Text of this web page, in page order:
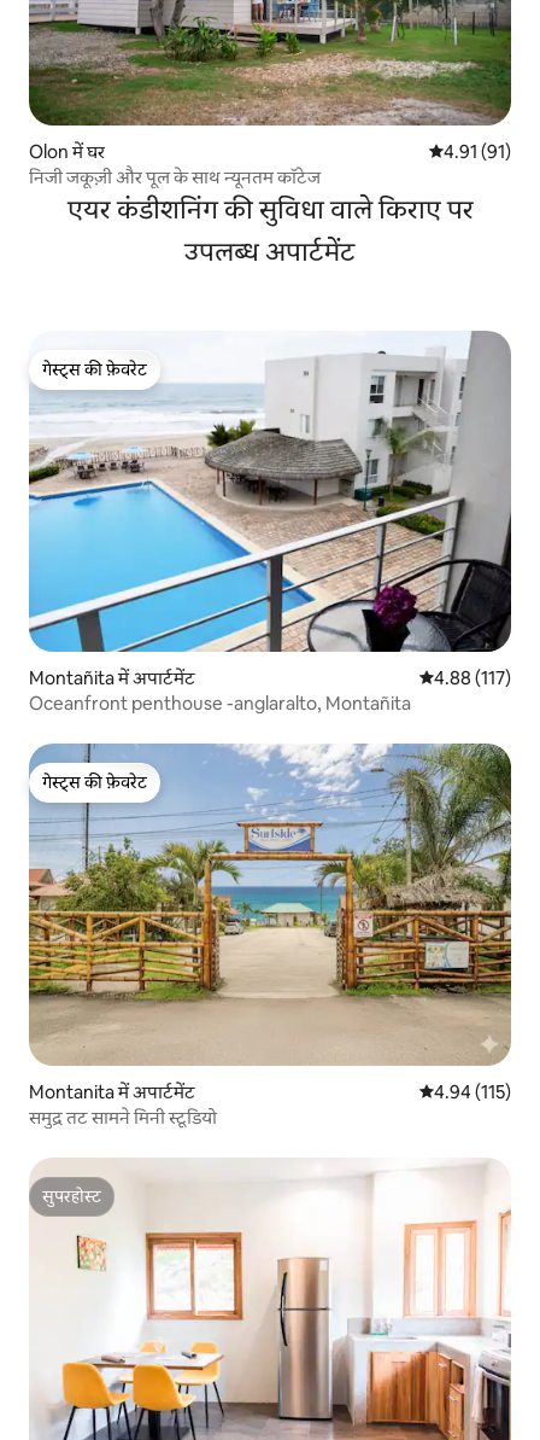
Olon में घर औसत रेटिंग 5 में
4.91 (91)
निजी जकूज़ी और पूल के साथ न्यूनतम कॉटेज
एयर कंडीशनिंग की सुविधा वाले किराए पर
उपलब्ध अपार्टमेंट
गेस्ट्स की फ़ेवरेट
गेस्ट्स की फ़ेवरेट
Montañita में अपार्टमेंट औसत रेटिंग 5 में से
4.88 (117)
Oceanfront penthouse -anglaralto, Montañita
गेस्ट्स की फ़ेवरेट
गेस्ट्स की फ़ेवरेट
Montanita में अपार्टमेंट औसत रेटिंग 5 में से
4.94 (115)
समुद्र तट सामने मिनी स्टूडियो
सुपरहोस्ट
सुपरहोस्ट